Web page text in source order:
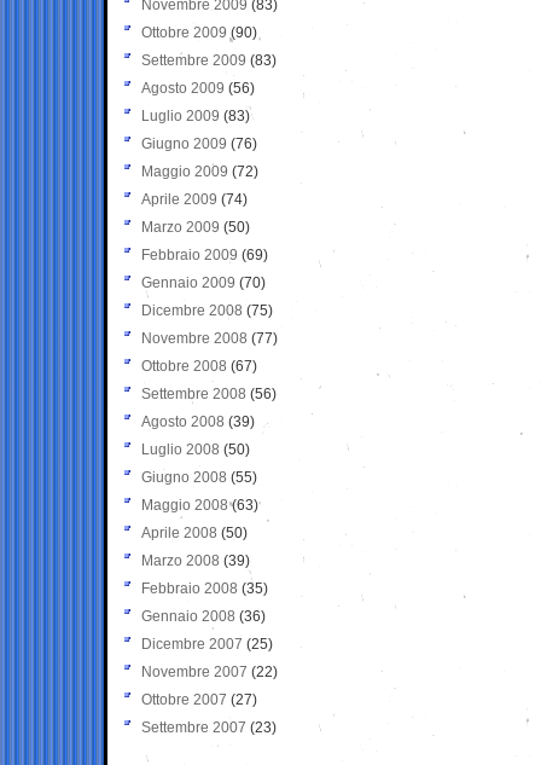
Novembre 2009 (83)
Ottobre 2009 (90)
Settembre 2009 (83)
Agosto 2009 (56)
Luglio 2009 (83)
Giugno 2009 (76)
Maggio 2009 (72)
Aprile 2009 (74)
Marzo 2009 (50)
Febbraio 2009 (69)
Gennaio 2009 (70)
Dicembre 2008 (75)
Novembre 2008 (77)
Ottobre 2008 (67)
Settembre 2008 (56)
Agosto 2008 (39)
Luglio 2008 (50)
Giugno 2008 (55)
Maggio 2008(63)
Aprile 2008 (50)
Marzo 2008 (39)
Febbraio 2008 (35)
Gennaio 2008 (36)
Dicembre 2007 (25)
Novembre 2007 (22)
Ottobre 2007 (27)
Settembre 2007 (23)